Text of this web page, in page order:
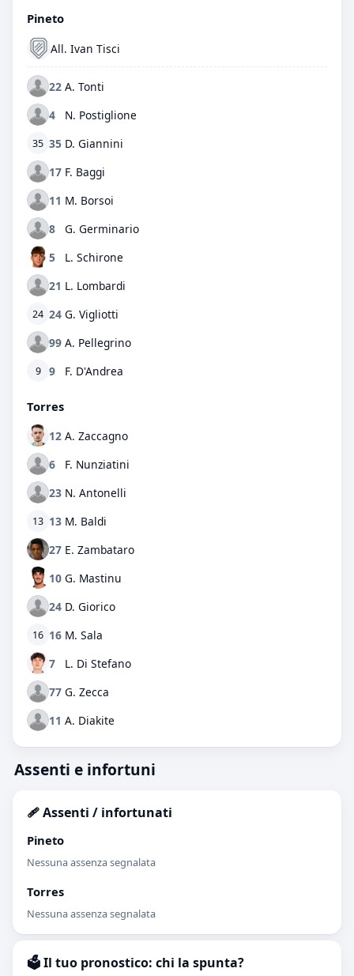
Pineto
All. Ivan Tisci
22 A. Tonti
4
N. Postiglione
35 35 D. Giannini
17 F. Baggi
11 M. Borsoi
8
G. Germinario
5
L. Schirone
21 L. Lombardi
24 24 G. Vigliotti
99 A. Pellegrino
9 9 F. D'Andrea
Torres
12 A. Zaccagno
6
F. Nunziatini
23 N. Antonelli
13 13 M. Baldi
27 E. Zambataro
10 G. Mastinu
24 D. Giorico
16 16 M. Sala
7
L. Di Stefano
77 G. Zecca
11 A. Diakite
Assenti e infortuni
🩹 Assenti / infortunati
Pineto
Nessuna assenza segnalata
Torres
Nessuna assenza segnalata
🗳️ Il tuo pronostico: chi la spunta?